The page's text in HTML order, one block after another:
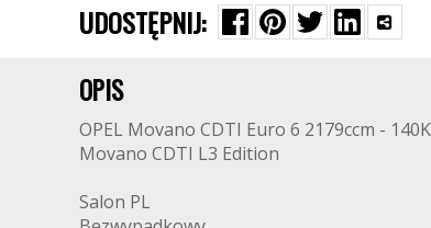
UDOSTĘPNIJ:
OPIS
OPEL Movano CDTI Euro 6 2179ccm -
Movano CDTI L3 Edition
Salon PL